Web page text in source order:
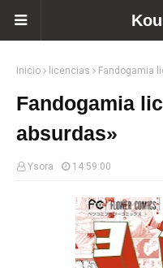
Inicio licencias Fandogamia
Fandogamia
absurdas»
Ysora 14:59:00